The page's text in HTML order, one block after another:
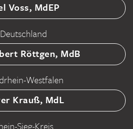
Voss, MdEP
Deutschland
Röttgen, MdB
Westfalen
Krauß, MdL
Sieg-Kreis